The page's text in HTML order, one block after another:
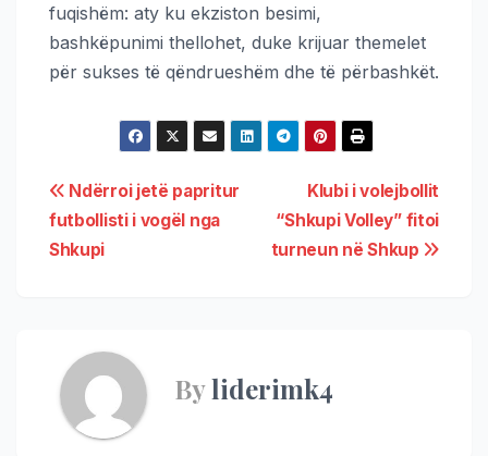
fuqishëm: aty ku ekziston besimi,
bashkëpunimi thellohet, duke krijuar themelet
për sukses të qëndrueshëm dhe të përbashkët.
Klubi i volejbollit
“Shkupi Volley” fitoi
turneun në Shkup
Ndërroi jetë papritur
futbollisti i vogël nga
Shkupi
Byliderimk4